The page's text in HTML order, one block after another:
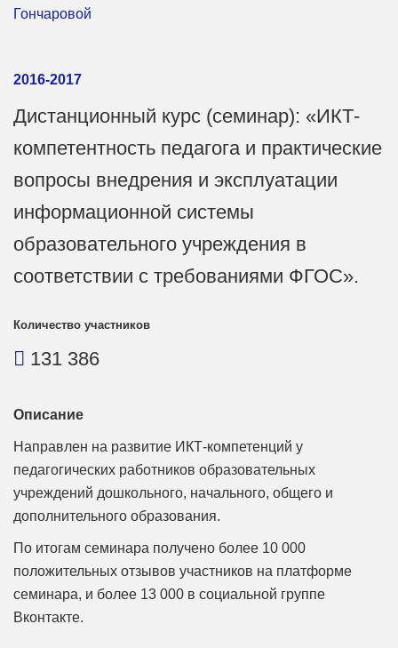
Гончаровой
2016-2017
Дистанционный курс (семинар): «ИКТ-
компетентность педагога и практические
вопросы внедрения и эксплуатации
информационной системы
образовательного учреждения в
соответствии с требованиями ФГОС».
Количество участников
131 386
Описание
Направлен на развитие ИКТ-компетенций у
педагогических работников образовательных
учреждений дошкольного, начального, общего и
дополнительного образования.
По итогам семинара получено более 10 000
положительных отзывов участников на платформе
семинара, и более 13 000 в социальной группе
Вконтакте.